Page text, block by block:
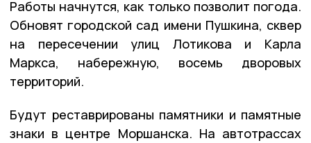
Работы начнутся, как только позволит погода.
Обновят городской сад имени Пушкина, сквер
на пересечении улиц Лотикова и Карла
Маркса, набережную, восемь дворовых
территорий.
Будут реставрированы памятники и памятные
знаки в центре Моршанска. На автотрассах